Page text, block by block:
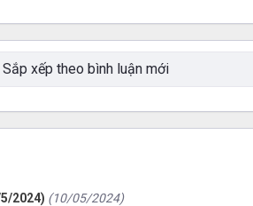
5/2024) (10/05/2024)